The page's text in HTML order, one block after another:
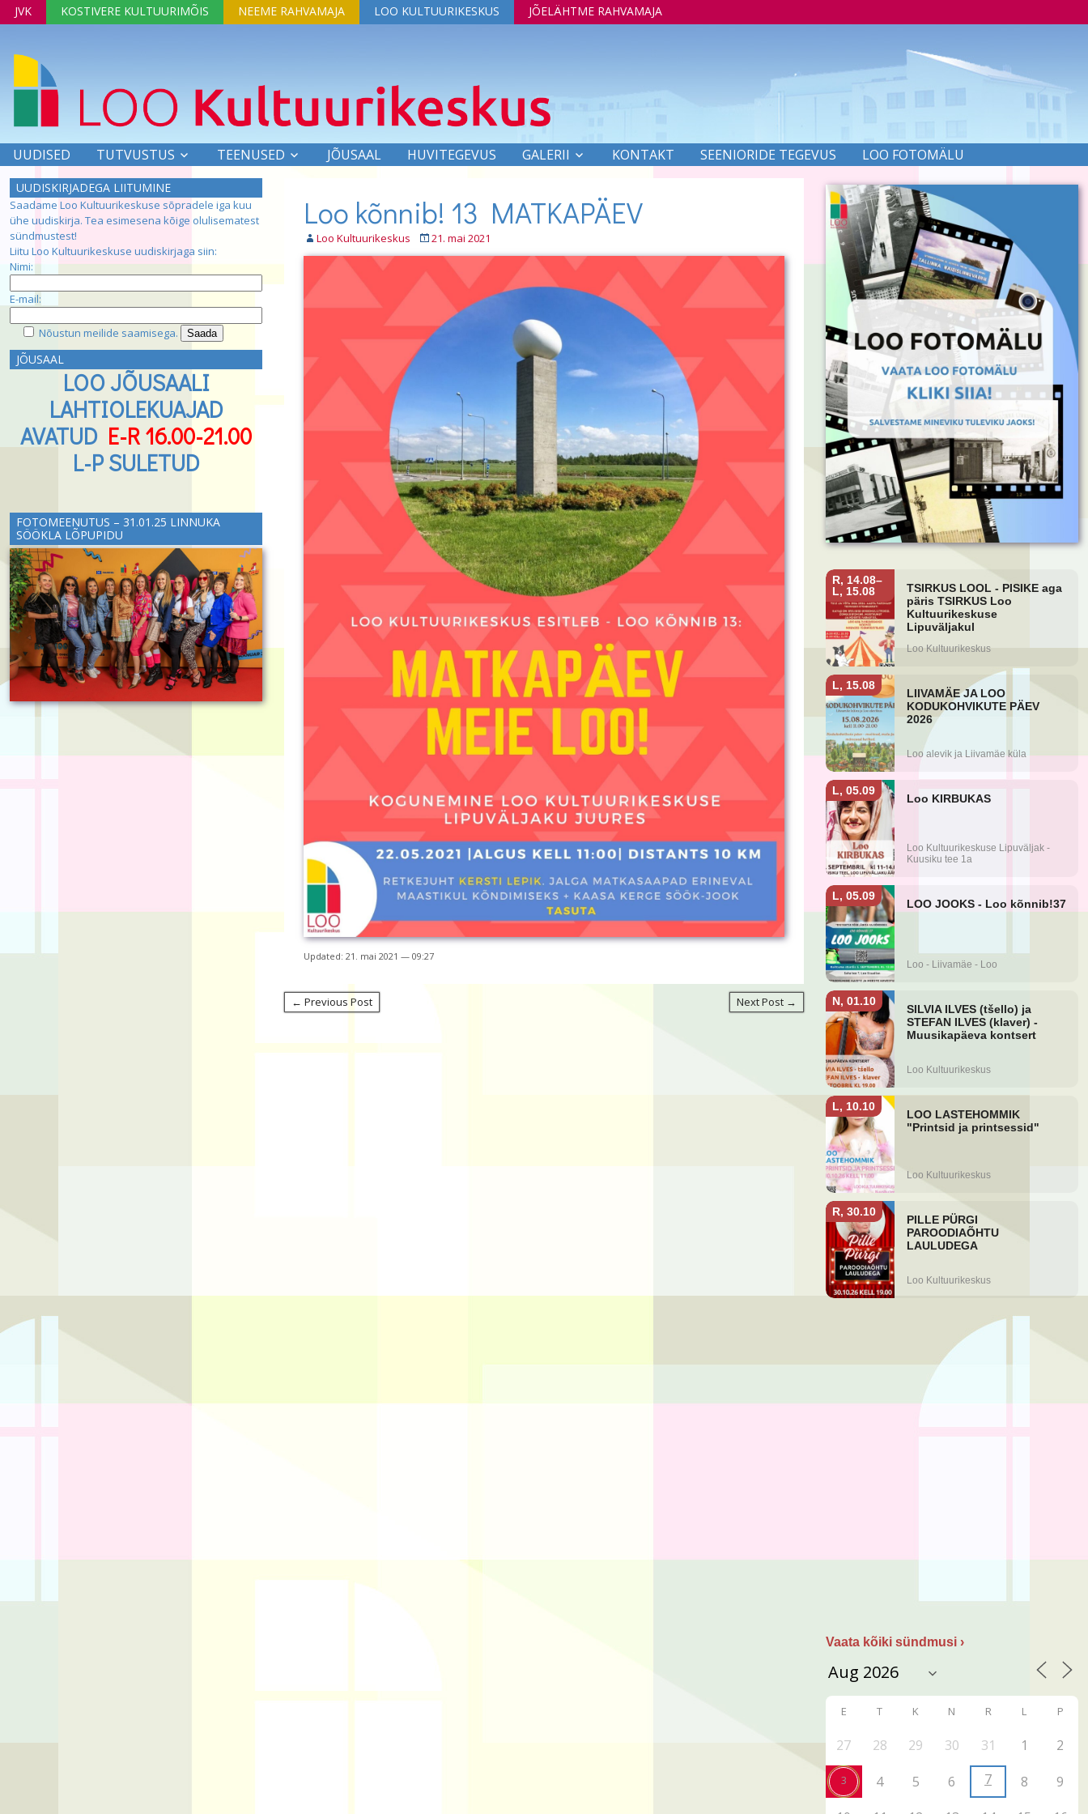
JVK KOSTIVERE KULTUURIMÕIS NEEME RAHVAMAJA LOO KULTUURIKESKUS JÕELÄHTME RAHVAMAJA
UUDISED TUTVUSTUS TEENUSED JÕUSAAL HUVITEGEVUS GALERII KONTAKT SEENIORIDE TEGEVUS LOO FOTOMÄLU
Loo kõnnib! 13 MATKAPÄEV
Loo Kultuurikeskus 21. mai 2021
Updated: 21. mai 2021 — 09:27
← Previous Post Next Post →
UUDISKIRJADEGA LIITUMINE
Saadame Loo Kultuurikeskuse sõpradele iga kuu
ühe uudiskirja. Tea esimesena kõige olulisematest
sündmustest!
Liitu Loo Kultuurikeskuse uudiskirjaga siin:
Nimi:
E-mail:
Nõustun meilide saamisega.
JÕUSAAL
LOO JÕUSAALI
LAHTIOLEKUAJAD
AVATUD E-R 16.00-21.00
L-P SULETUD
FOTOMEENUTUS – 31.01.25 LINNUKA
SÖÖKLA LÕPUPIDU
Vaata kõiki sündmusi ›
E T K N R L P
27 28 29 30 31 1 2
3 4 5 6 7 8 9